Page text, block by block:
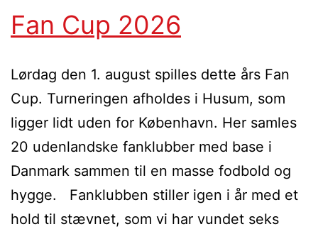
Fan Cup 2026
Lørdag den 1. august spilles dette års Fan
Cup. Turneringen afholdes i Husum, som
ligger lidt uden for København. Her samles
20 udenlandske fanklubber med base i
Danmark sammen til en masse fodbold og
hygge. Fanklubben stiller igen i år med et
hold til stævnet, som vi har vundet seks